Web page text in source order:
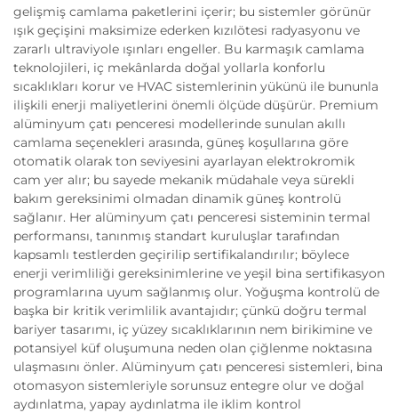
gelişmiş camlama paketlerini içerir; bu sistemler görünür
ışık geçişini maksimize ederken kızılötesi radyasyonu ve
zararlı ultraviyole ışınları engeller. Bu karmaşık camlama
teknolojileri, iç mekânlarda doğal yollarla konforlu
sıcaklıkları korur ve HVAC sistemlerinin yükünü ile bununla
ilişkili enerji maliyetlerini önemli ölçüde düşürür. Premium
alüminyum çatı penceresi modellerinde sunulan akıllı
camlama seçenekleri arasında, güneş koşullarına göre
otomatik olarak ton seviyesini ayarlayan elektrokromik
cam yer alır; bu sayede mekanik müdahale veya sürekli
bakım gereksinimi olmadan dinamik güneş kontrolü
sağlanır. Her alüminyum çatı penceresi sisteminin termal
performansı, tanınmış standart kuruluşlar tarafından
kapsamlı testlerden geçirilip sertifikalandırılır; böylece
enerji verimliliği gereksinimlerine ve yeşil bina sertifikasyon
programlarına uyum sağlanmış olur. Yoğuşma kontrolü de
başka bir kritik verimlilik avantajıdır; çünkü doğru termal
bariyer tasarımı, iç yüzey sıcaklıklarının nem birikimine ve
potansiyel küf oluşumuna neden olan çiğlenme noktasına
ulaşmasını önler. Alüminyum çatı penceresi sistemleri, bina
otomasyon sistemleriyle sorunsuz entegre olur ve doğal
aydınlatma, yapay aydınlatma ile iklim kontrol